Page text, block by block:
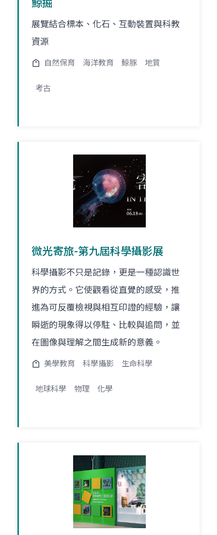
鯨掘
展覽結合標本、化石、互動裝置與科教
資源
自然保育 海洋教育 鯨豚 地質
考古
微光寄旅-第九屆科學攝影展
科學攝影不只是記錄，更是一種認識世
界的方式。它使觀看從直覺的感受，推
進為可反覆檢視與相互印證的經驗，讓
瞬逝的現象得以停駐、比較與追問，並
在圖像與理解之間生成新的意義。
美學教育 科學攝影 生命科學
地球科學 物理 化學